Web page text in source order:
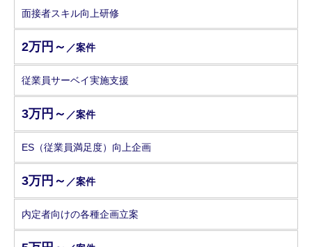
面接者スキル向上研修
2万円～ ／案件
従業員サーベイ実施支援
3万円～ ／案件
ES（従業員満足度）向上企画
3万円～ ／案件
内定者向けの各種企画立案